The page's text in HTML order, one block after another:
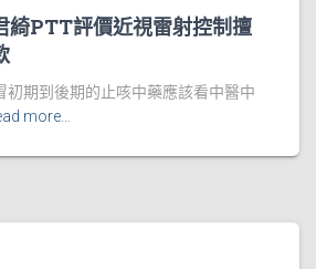
綺PTT評價近視雷射控制擅
期到後期的止咳中藥應該看中醫中
more…